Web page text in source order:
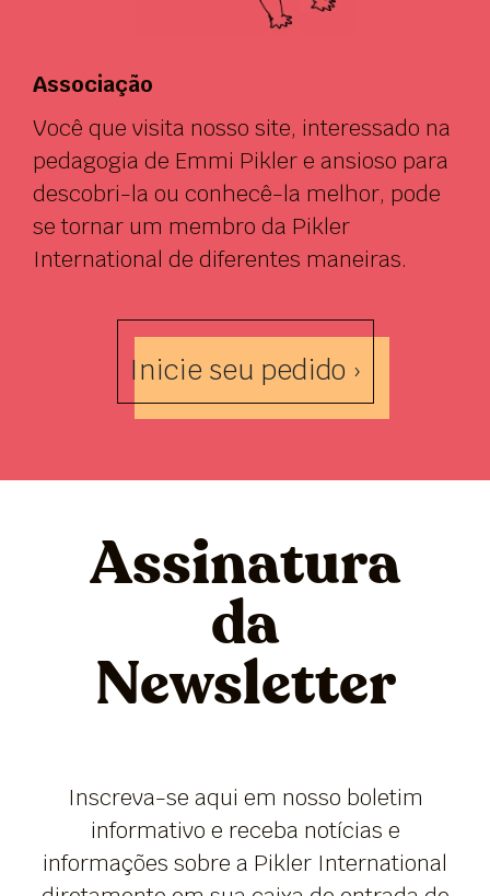
Associação
Você que visita nosso site, interessado na
pedagogia de Emmi Pikler e ansioso para
descobri-la ou conhecê-la melhor, pode
se tornar um membro da Pikler
International de diferentes maneiras.
Inicie seu pedido ›
Assinatura
da
Newsletter
Inscreva-se aqui em nosso boletim
informativo e receba notícias e
informações sobre a Pikler International